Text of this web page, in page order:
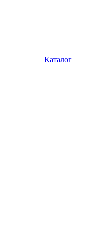
Каталог